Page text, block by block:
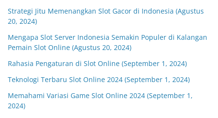
Strategi Jitu Memenangkan Slot Gacor di Indonesia (Agustus
20, 2024)
Mengapa Slot Server Indonesia Semakin Populer di Kalangan
Pemain Slot Online (Agustus 20, 2024)
Rahasia Pengaturan di Slot Online (September 1, 2024)
Teknologi Terbaru Slot Online 2024 (September 1, 2024)
Memahami Variasi Game Slot Online 2024 (September 1,
2024)